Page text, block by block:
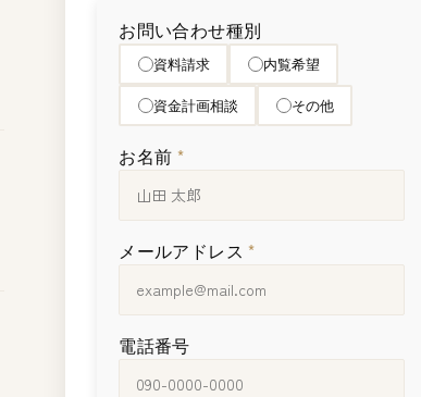
お問い合わせ種別
資料請求
内覧希望
資金計画相談
その他
お名前 *
メールアドレス *
電話番号